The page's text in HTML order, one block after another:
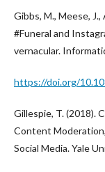
Gibbs, M., Meese,
#Funeral and
vernacular.
https://doi.org/
Gillespie, T. (2018).
Content
Social Media. Yale